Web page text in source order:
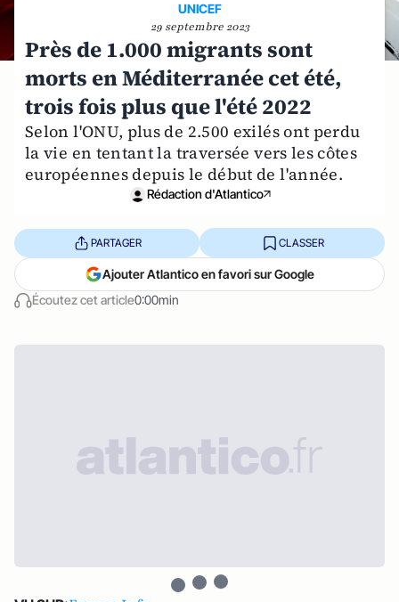
UNICEF
29 septembre 2023
Près de 1.000 migrants sont
morts en Méditerranée cet été,
trois fois plus que l'été 2022
Selon l'ONU, plus de 2.500 exilés ont perdu
la vie en tentant la traversée vers les côtes
européennes depuis le début de l'année.
Rédaction d'Atlantico
Écoutez cet article0:00min
PARTAGER CLASSER
Ajouter Atlantico en favori sur Google